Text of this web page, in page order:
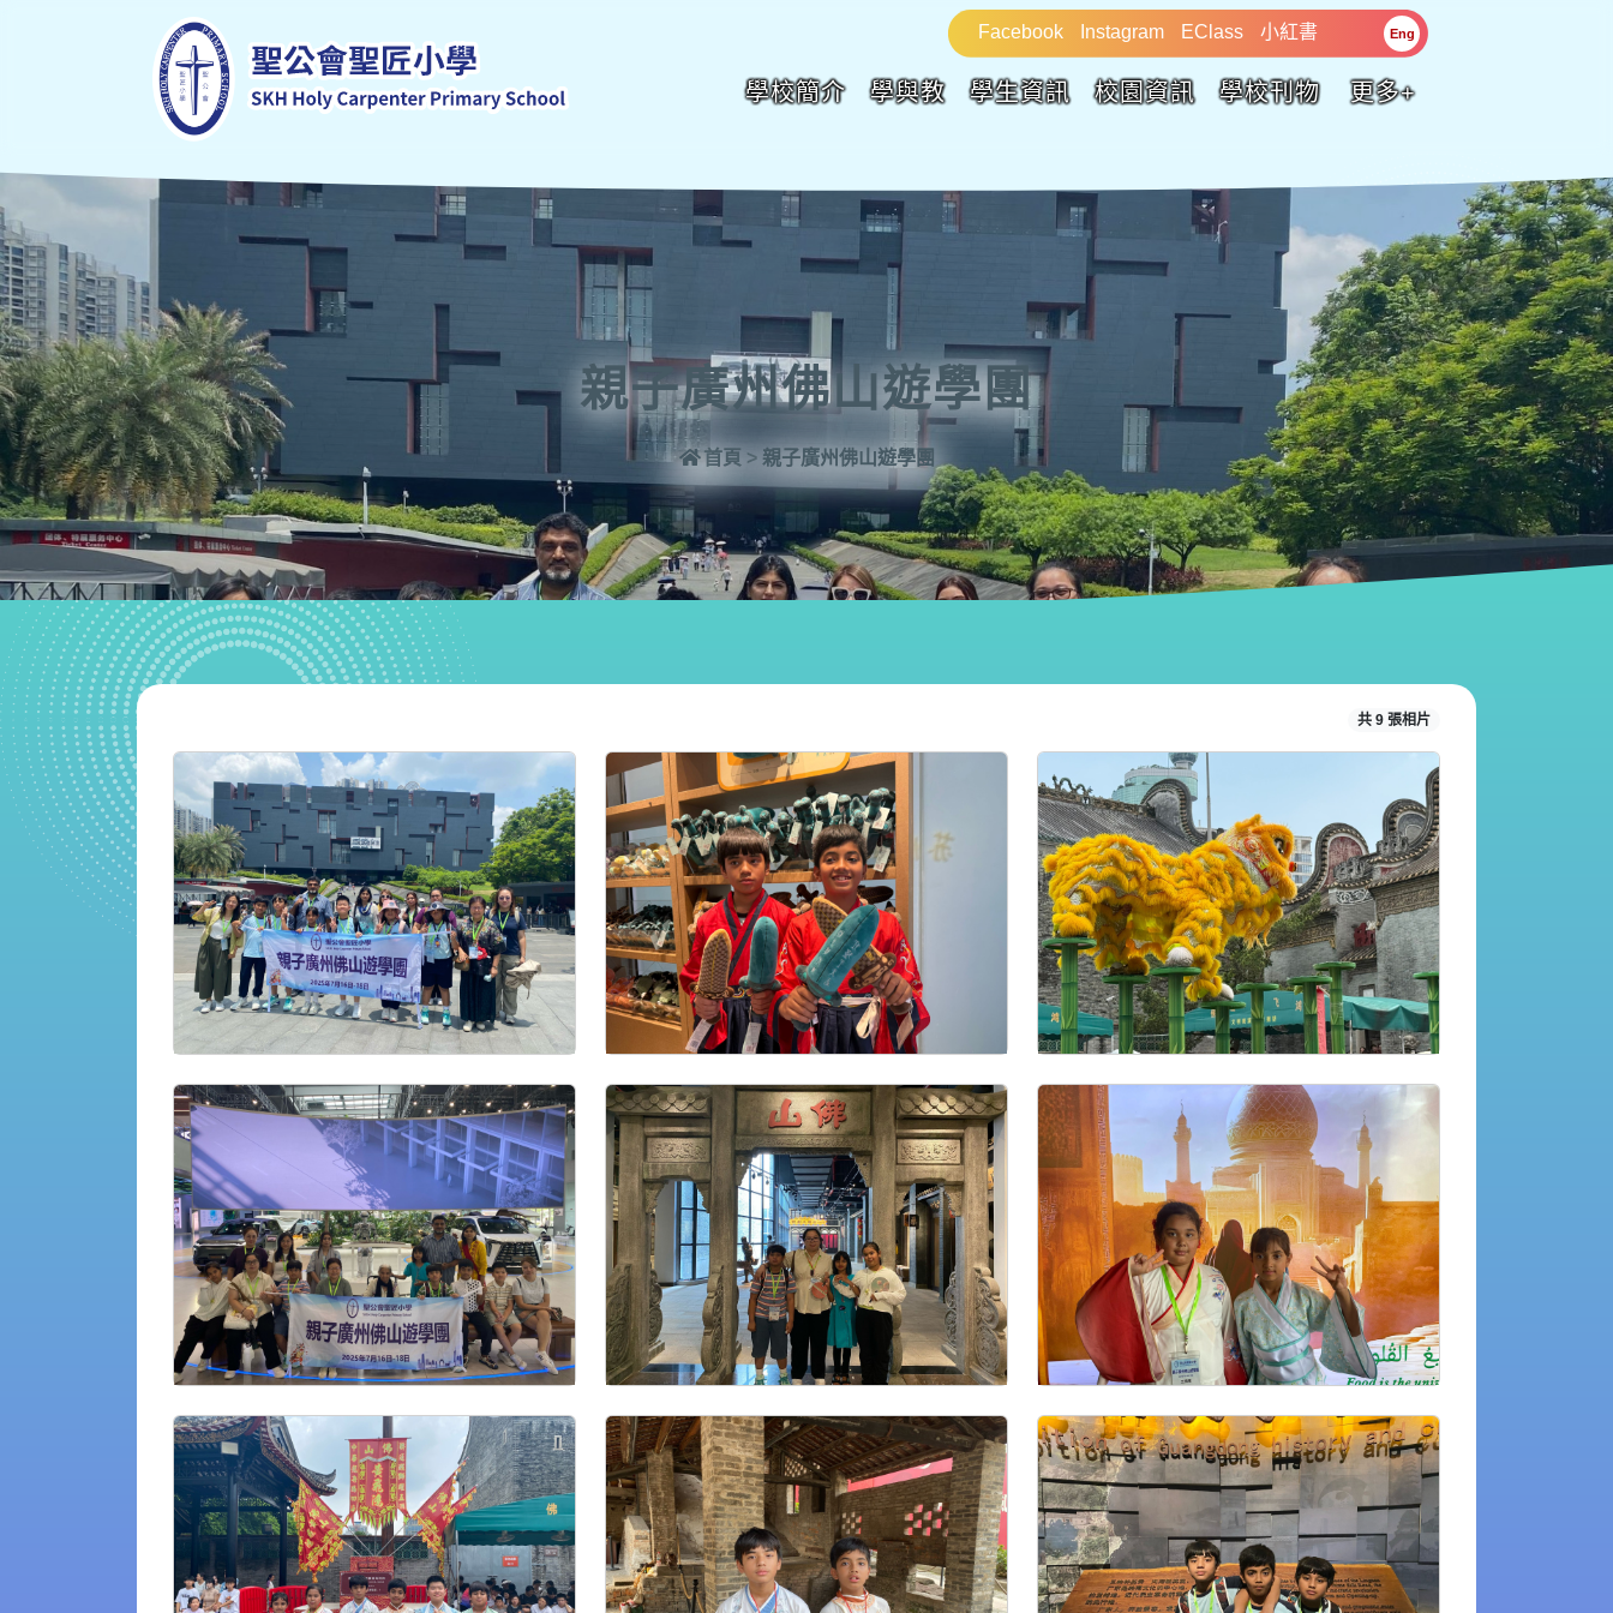
Facebook Instagram EClass 小紅書 Eng
學校簡介 學與教 學生資訊 校園資訊 學校刊物 更多+
親子廣州佛山遊學團
首頁 > 親子廣州佛山遊學團
共 9 張相片